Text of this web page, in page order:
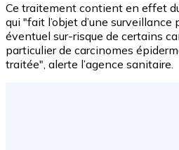
Ce traitement contient en effet
qui "fait l’objet d’une surveillance
éventuel sur-risque de certains
particulier de carcinomes
traitée", alerte l’agence sanitaire.